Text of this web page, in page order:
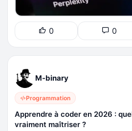
0 0
M-binary
Programmation
Apprendre à coder en 2026 :
vraiment maîtriser ?